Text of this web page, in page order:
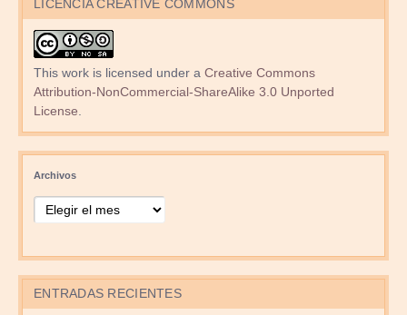
LICENCIA CREATIVE COMMONS
This work is licensed under a Creative Commons
Attribution-NonCommercial-ShareAlike 3.0 Unported
License.
Archivos
ENTRADAS RECIENTES